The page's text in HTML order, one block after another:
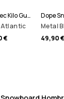
Montec Kilo Guantes de esquí
Atlantic
€
49,90 €